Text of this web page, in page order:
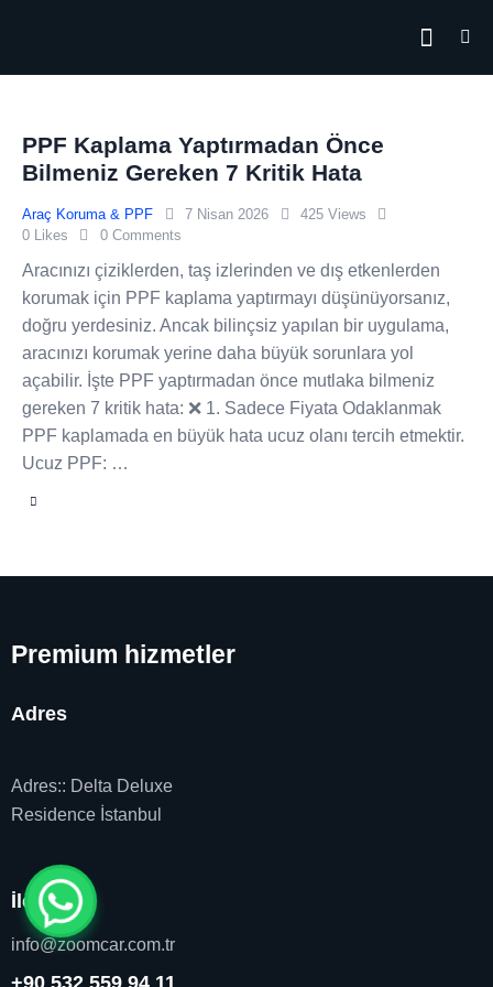
PPF Kaplama Yaptırmadan Önce Bilmeniz
Gereken 7 Kritik Hata
Araç Koruma & PPF 7 Nisan 2026 425 Views
0 Likes 0 Comments
Aracınızı çiziklerden, taş izlerinden ve dış etkenlerden
korumak için PPF kaplama yaptırmayı düşünüyorsanız,
doğru yerdesiniz. Ancak bilinçsiz yapılan bir uygulama,
aracınızı korumak yerine daha büyük sorunlara yol
açabilir. İşte PPF yaptırmadan önce mutlaka bilmeniz
gereken 7 kritik hata: ❌ 1. Sadece Fiyata Odaklanmak
PPF kaplamada en büyük hata ucuz olanı tercih etmektir.
Ucuz PPF: …
Premium hizmetler
Adres
Adres:: Delta Deluxe
Residence İstanbul
İletişim
info@zoomcar.com.tr